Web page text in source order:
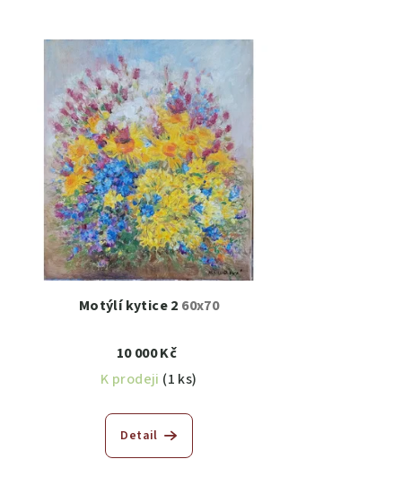
Motýlí kytice 2 60x70
10 000 Kč
K prodeji (1 ks)
Detail